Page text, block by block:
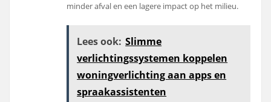
minder afval en een lagere impact op het milieu.
Lees ook: Slimme
verlichtingssystemen koppelen
woningverlichting aan apps en
spraakassistenten